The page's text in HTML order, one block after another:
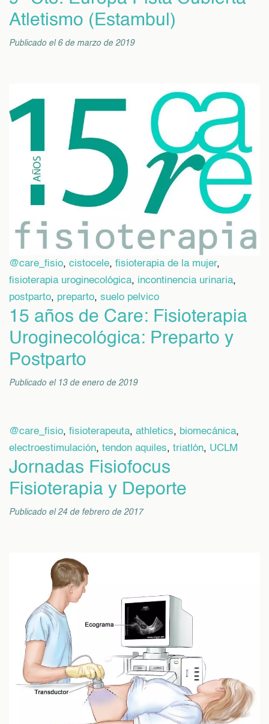
Atletismo (Estambul)
Publicado el 6 de marzo de 2019
@care_fisio, cistocele, fisioterapia de la mujer,
fisioterapia uroginecológica, incontinencia urinaria,
postparto, preparto, suelo pelvico
15 años de Care: Fisioterapia
Uroginecológica: Preparto y
Postparto
Publicado el 13 de enero de 2019
@care_fisio, fisioterapeuta, athletics, biomecánica,
electroestimulación, tendon aquiles, triatlón, UCLM
Jornadas Fisiofocus
Fisioterapia y Deporte
Publicado el 24 de febrero de 2017